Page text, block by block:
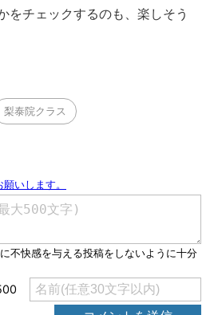
をチェックするのも、楽しそう
梨泰院クラス